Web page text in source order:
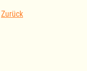
Zurück